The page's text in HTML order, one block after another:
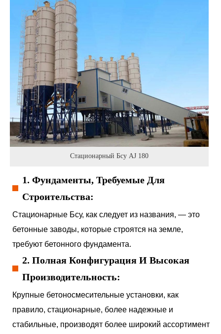
Стационарный Бсу AJ 180
1. Фундаменты, Требуемые Для
Строительства:
Стационарные Бсу, как следует из названия, — это
бетонные заводы, которые строятся на земле,
требуют бетонного фундамента.
2. Полная Конфигурация И Высокая
Производительность:
Крупные бетоносмесительные установки, как
правило, стационарные, более надежные и
стабильные, производят более широкий ассортимент